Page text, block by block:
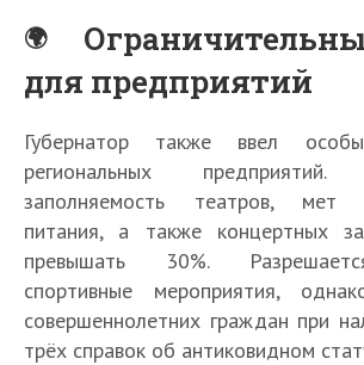
для предприятий
Губернатор также ввел
региональных предприятий.
заполняемость театров, мет
питания, а также концертных
превышать 30%.
спортивные мероприятия,
совершеннолетних граждан при
трёх справок об антиковидном